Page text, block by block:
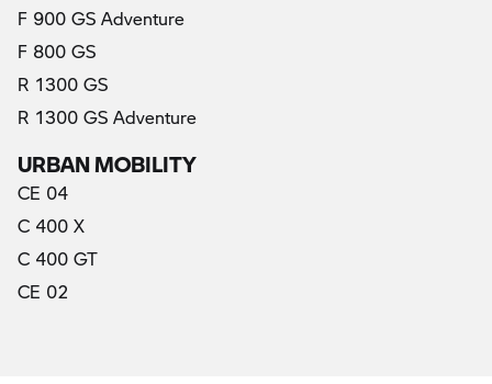
F 900 GS Adventure
F 800 GS
R 1300 GS
R 1300 GS Adventure
URBAN MOBILITY
CE 04
C 400 X
C 400 GT
CE 02